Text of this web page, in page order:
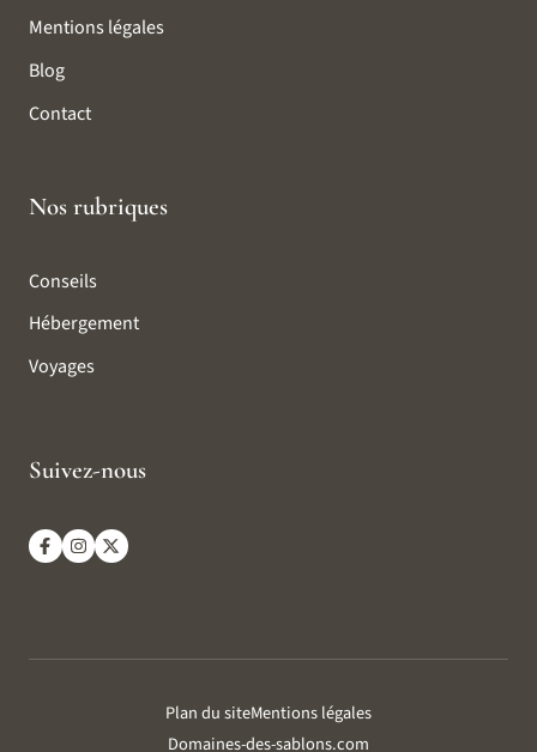
Mentions légales
Blog
Contact
Nos rubriques
Conseils
Hébergement
Voyages
Suivez-nous
Domaines-des-sablons.com
Plan du siteMentions légales